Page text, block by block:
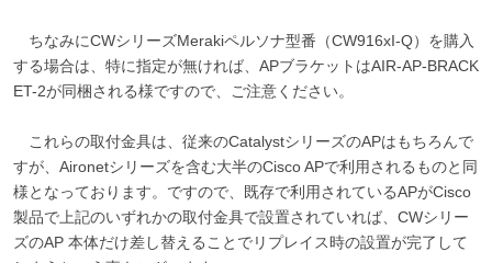
ちなみにCWシリーズMerakiペルソナ型番（CW916xI-Q）を購入
する場合は、特に指定が無ければ、APブラケットはAIR-AP-BRACK
ET-2が同梱される様ですので、ご注意ください。
これらの取付金具は、従来のCatalystシリーズのAPはもちろんで
すが、Aironetシリーズを含む大半のCisco APで利用されるものと同
様となっております。ですので、既存で利用されているAPがCisco
製品で上記のいずれかの取付金具で設置されていれば、CWシリー
ズのAP 本体だけ差し替えることでリプレイス時の設置が完了して